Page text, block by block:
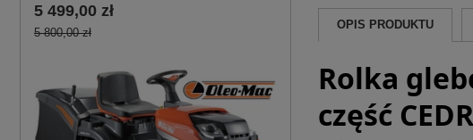
5 499,00 zł
5 800,00 zł
OPIS PRODUKTU
Rolka
część